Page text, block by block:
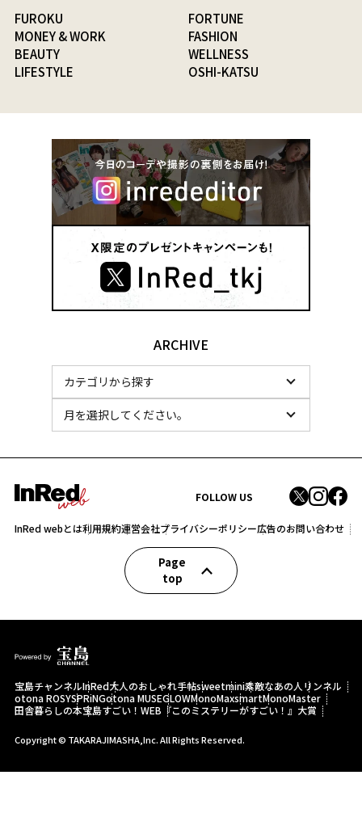
FUROKU
FORTUNE
MONEY & WORK
FASHION
BEAUTY
WELLNESS
LIFESTYLE
OSHI-KATSU
ARCHIVE
FOLLOW US
InRed webとは利用規約運営会社プライバシーポリシー広告のお問い合わせ
Page
top
宝島チャンネルInRed大人のおしゃれ手帖sweetmini素敵なあの人 リンネル
otona ROSYSPRiNGotona MUSEGLOWMonoMaxsmartMonoMaster
田舎暮らしの本宝島すごい！WEB 『このミステリーがすごい！』大賞
Copyright © TAKARAJIMASHA,Inc. All Rights Reserved.